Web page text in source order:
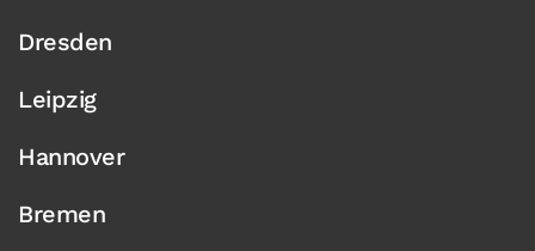
Dresden
Leipzig
Hannover
Bremen